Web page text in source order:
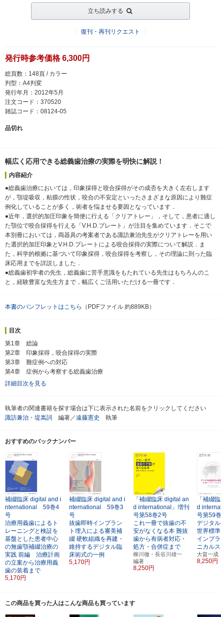
立ち読みする
復刊・再刊リクエスト
発行時参考価格 6,300円
総頁数：148頁 / カラー
判型：A4判変
発行年月：2012年5月
注文コード：370520
雑誌コード：08124-05
品切れ
幅広く応用できる総義歯治療の実際を明快に解説！
内容紹介
●総義歯治療においては，印象採得と咬合採得がその成否を大きく左右します
が，顎堤吸収，粘膜の性状，咬合の不安定といったさまざまな原因により難症
例化していることが多く，術者を悩ませる要因となっています．
●近年，選択的加圧印象を簡便に行える「クリアトレー」，そして，患者に適し
た顎位で咬合採得を行える「V.H.D.プレート」が注目を集めています．そこで
本別冊においては，両器具の考案者である諏訪兼治先生がクリアトレーを用い
た選択的加圧印象とV.H.D.プレートによる咬合採得の実際について解説．ま
た，科学的根拠に基づいて印象採得，咬合採得を考察し，その理論に則った臨
床応用までを詳説しました．
●総義歯初学者の先生，総義歯に苦手意識をもたれている先生はもちろんのこ
と，経験豊富な先生方まで，幅広くご活用いただける一冊です．
本書のパンフレットはこちら （PDFファイル 約889KB）
目次
第1章 総論
第2章 印象採得，咬合採得の実際
第3章 難症例への対応
第4章 症例から考察する総義歯治療
詳細目次を見る
執筆者の関連書籍を探す場合は下に表示された名前をクリックしてください
諏訪兼治 ・ 堤嵩詞 編著／遠藤憲史 執筆
おすすめのバックナンバー
補綴臨床 digital and i
nternational 59巻4
号
治療用義歯によるト
レーニングと検証を
基盤とした患者中心
の無歯顎補綴治療の
実践 前編 治療計画
の立案から治療用義
歯の装着まで
5,170円
補綴臨床 digital and i
nternational 59巻3
号
抜歯即時インプラン
ト埋入による審美補
綴 硬軟組織を再建・
維持するデジタル臨
床術式の一例
5,170円
「補綴臨床 digital an
d international」増刊
号第58巻2号
これ一冊で抜歯の不
安がなくなる本 難抜
歯から有病者対応・
処方・合併症まで
柳川徹・長谷川雄一
編著
8,250円
「補綴
d
号第59
デジタ
世界標準
インプ
ニカル
大畠一
8,250円
この商品を買った人はこんな商品も買っています